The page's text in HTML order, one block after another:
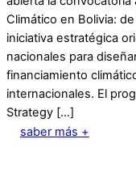
Climático en Bolivia:
iniciativa estratégica
nacionales para
financiamiento
internacionales. El
Strategy […]
saber más +